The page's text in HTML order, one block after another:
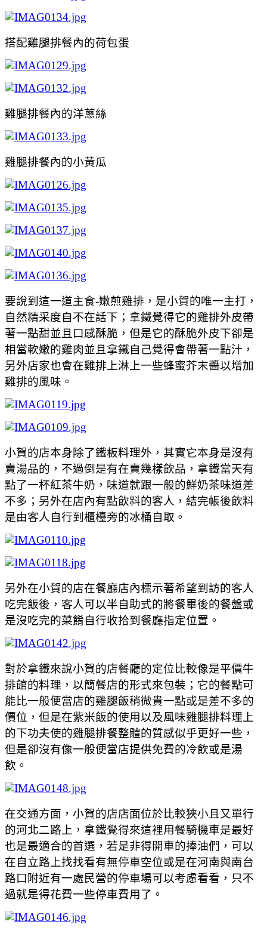
搭配雞腿排餐內的荷包蛋
雞腿排餐內的洋蔥絲
雞腿排餐內的小黃瓜
要說到這一道主食-嫩煎雞排，是小賀的唯一主打，
自然精采度自不在話下；拿鐵覺得它的雞排外皮帶
著一點甜並且口感酥脆，但是它的酥脆外皮下卻是
相當軟嫩的雞肉並且拿鐵自己覺得會帶著一點汁，
另外店家也會在雞排上淋上一些蜂蜜芥末醬以增加
雞排的風味。
小賀的店本身除了鐵板料理外，其實它本身是沒有
賣湯品的，不過倒是有在賣幾樣飲品，拿鐵當天有
點了一杯紅茶牛奶，味道就跟一般的鮮奶茶味道差
不多；另外在店內有點飲料的客人，結完帳後飲料
是由客人自行到櫃檯旁的冰桶自取。
另外在小賀的店在餐廳店內標示著希望到訪的客人
吃完飯後，客人可以半自助式的將餐畢後的餐盤或
是沒吃完的菜餚自行收拾到餐廳指定位置。
對於拿鐵來說小賀的店餐廳的定位比較像是平價牛
排館的料理，以簡餐店的形式來包裝；它的餐點可
能比一般便當店的雞腿飯稍微貴一點或是差不多的
價位，但是在紫米飯的使用以及風味雞腿排料理上
的下功夫使的雞腿排餐整體的質感似乎更好一些，
但是卻沒有像一般便當店提供免費的冷飲或是湯
飲。
在交通方面，小賀的店店面位於比較狹小且又單行
的河北二路上，拿鐵覺得來這裡用餐騎機車是最好
也是最適合的首選，若是非得開車的捧油們，可以
在自立路上找找看有無停車空位或是在河南與南台
路口附近有一處民營的停車場可以考慮看看，只不
過就是得花費一些停車費用了。